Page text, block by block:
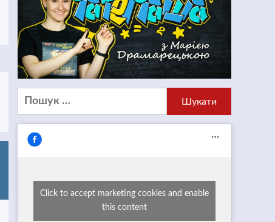
Пошук:
Click to accept marketing cookies and enable
this content